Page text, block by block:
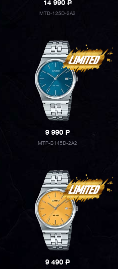
14 990P
MTD-125D-2A2
9 990P
MTP-B145D-2A2
9 490P